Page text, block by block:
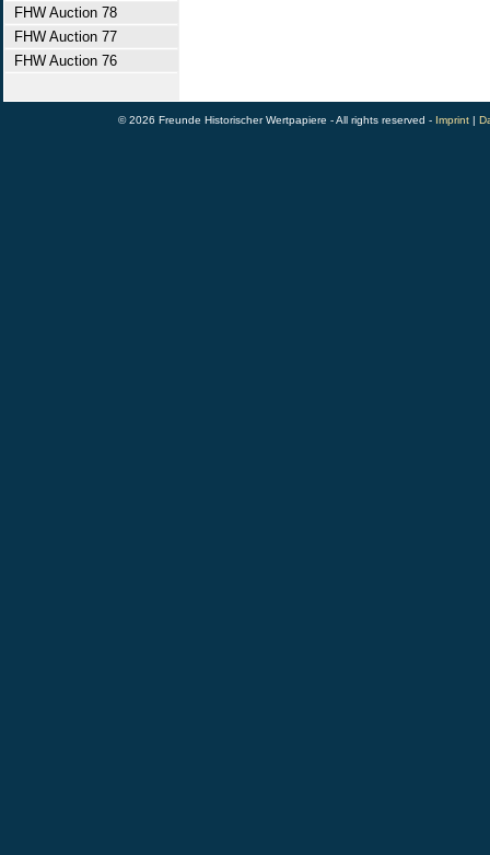
FHW Auction 78
FHW Auction 77
FHW Auction 76
© 2026 Freunde Historischer Wertpapiere - All rights reserved - Imprint |